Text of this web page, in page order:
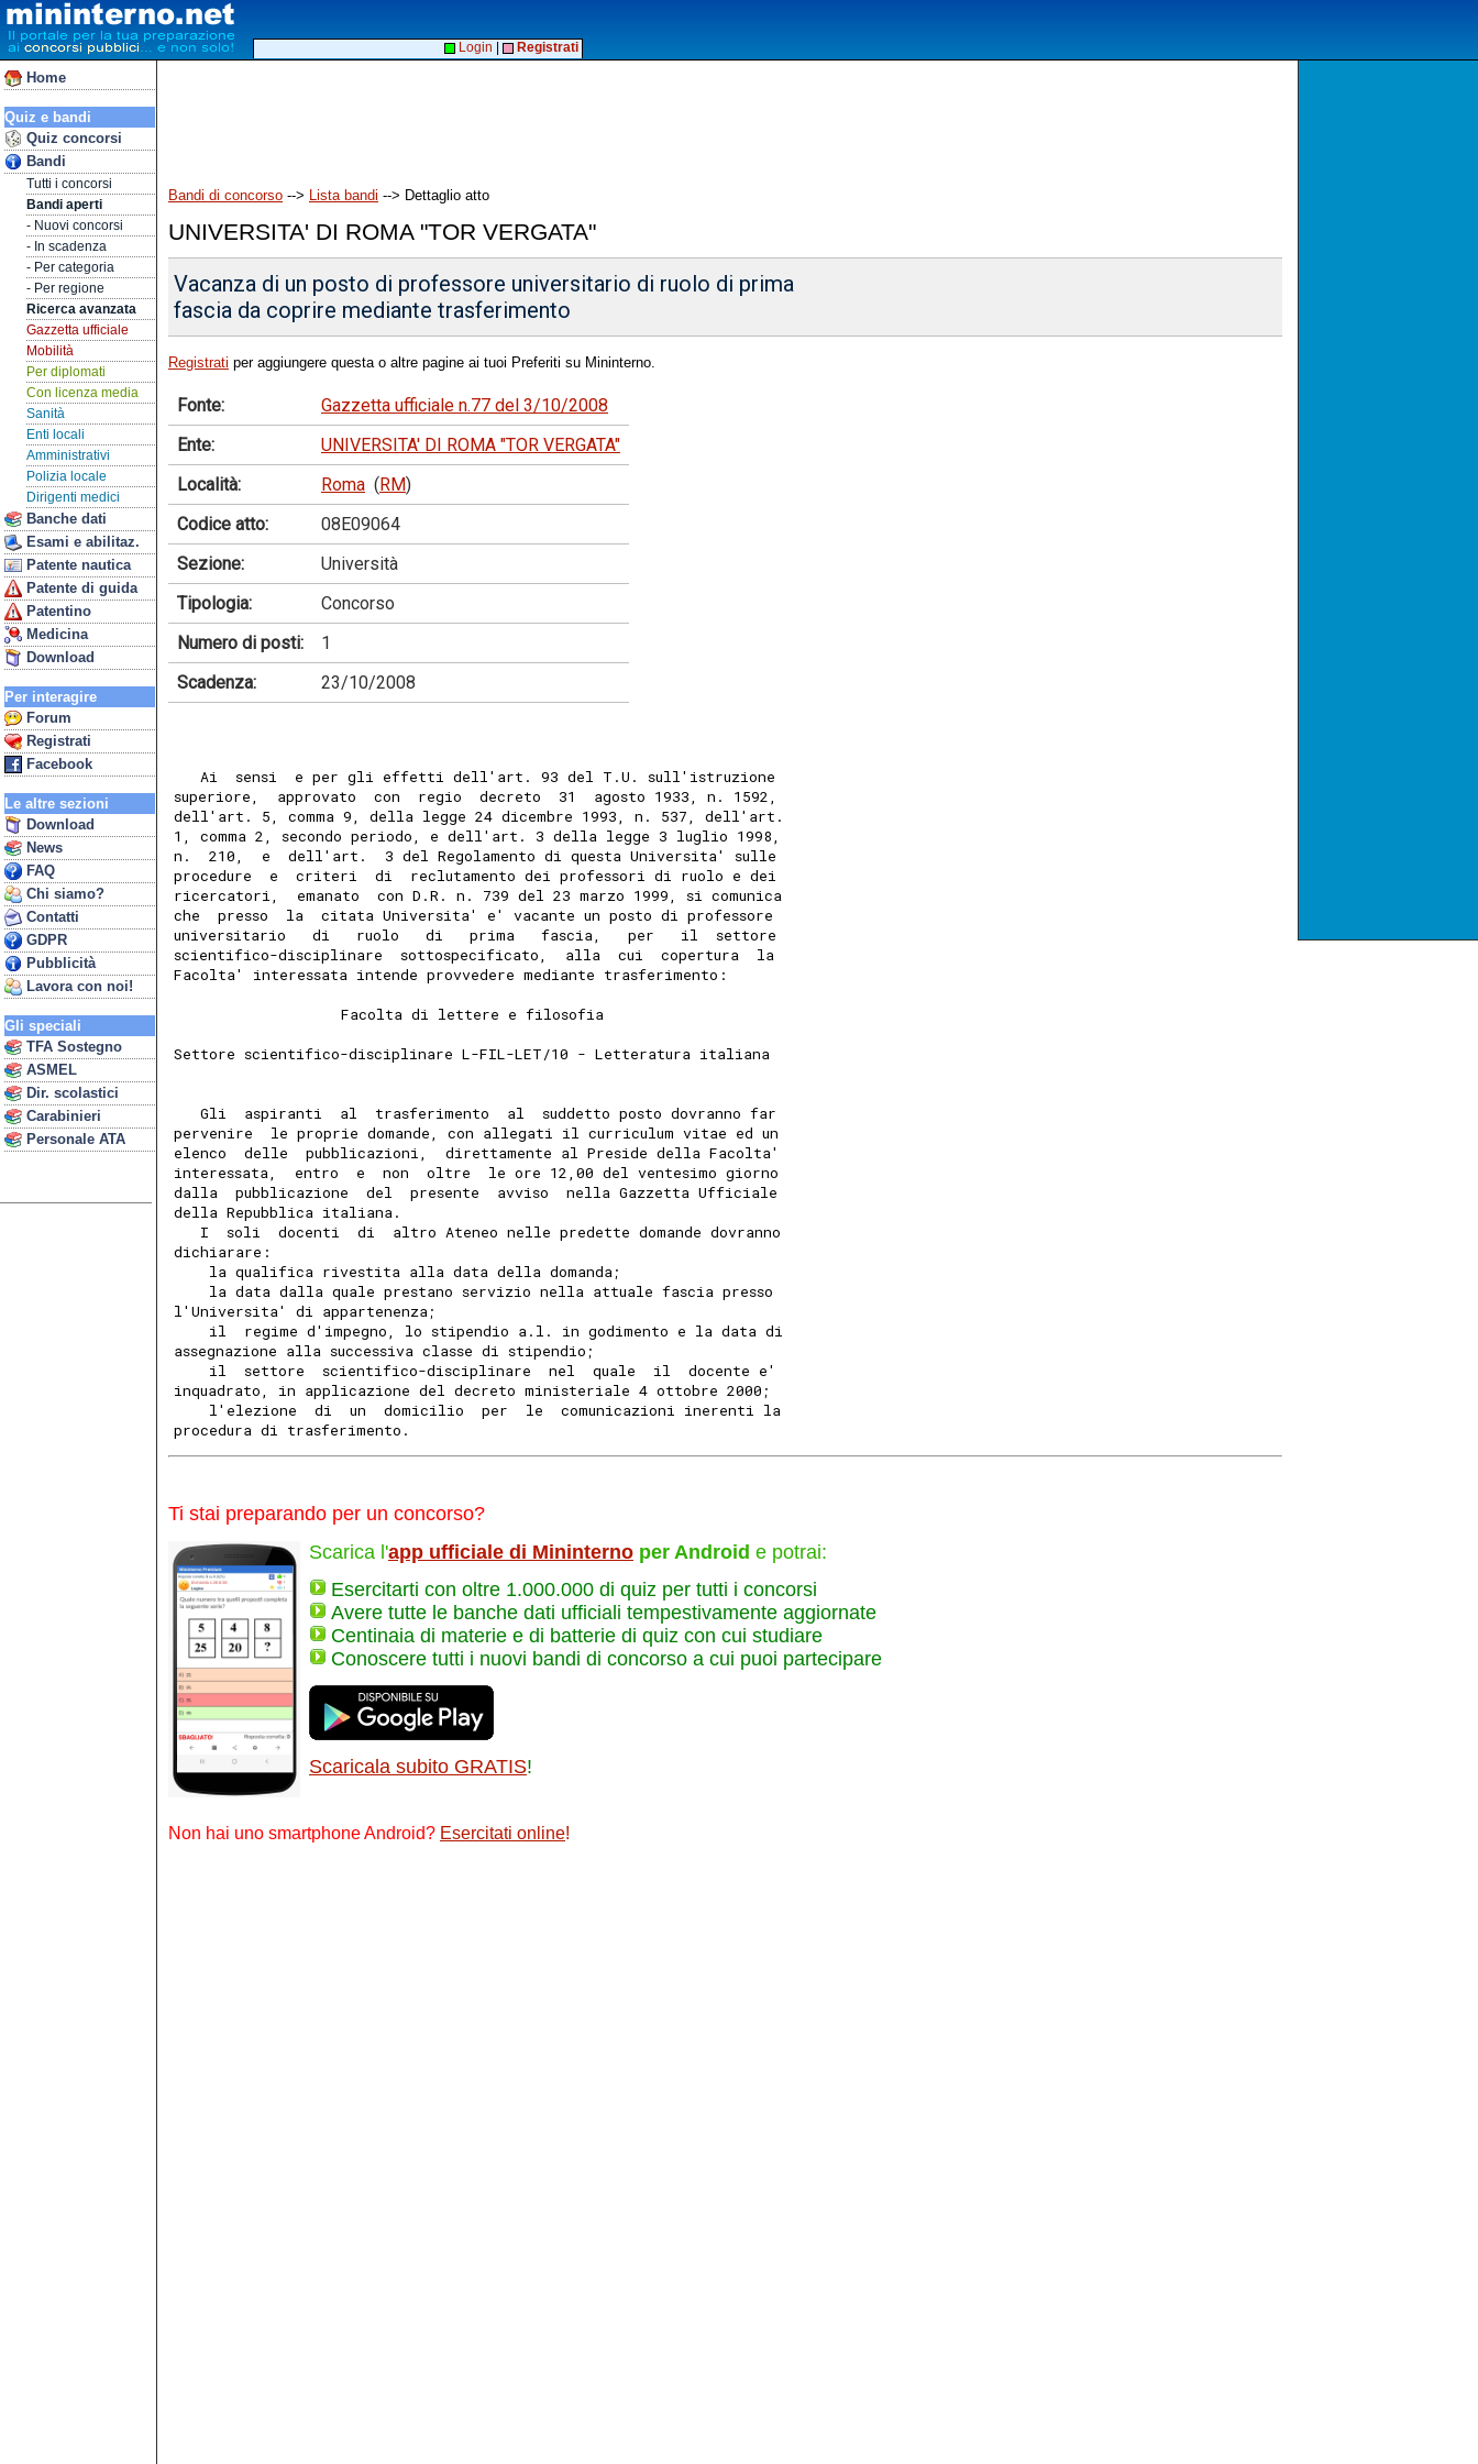
Home
Quiz e bandi
Quiz concorsi
Bandi
Tutti i concorsi
Bandi aperti
- Nuovi concorsi
- In scadenza
- Per categoria
- Per regione
Ricerca avanzata
Gazzetta ufficiale
Mobilità
Per diplomati
Con licenza media
Sanità
Enti locali
Amministrativi
Polizia locale
Dirigenti medici
Banche dati
Esami e abilitaz.
Patente nautica
Patente di guida
Patentino
Medicina
Download
Per interagire
Forum
Registrati
Facebook
Le altre sezioni
Download
News
FAQ
Chi siamo?
Contatti
GDPR
Pubblicità
Lavora con noi!
Gli speciali
TFA Sostegno
ASMEL
Dir. scolastici
Carabinieri
Personale ATA
Login Registrati
Bandi di concorso --> Lista bandi --> Dettaglio atto
UNIVERSITA' DI ROMA "TOR VERGATA"
Vacanza di un posto di professore universitario di ruolo di prima
fascia da coprire mediante trasferimento
Registrati per aggiungere questa o altre pagine ai tuoi Preferiti su Mininterno.
Fonte:
Gazzetta ufficiale n.77 del 3/10/2008
Ente:
UNIVERSITA' DI ROMA "TOR VERGATA"
Località:
Roma (RM)
Codice atto:
08E09064
Sezione:
Università
Tipologia:
Concorso
Numero di posti:
1
Scadenza:
23/10/2008
   Ai  sensi  e per gli effetti dell'art. 93 del T.U. sull'istruzione
superiore,  approvato  con  regio  decreto  31  agosto 1933, n. 1592,
dell'art. 5, comma 9, della legge 24 dicembre 1993, n. 537, dell'art.
1, comma 2, secondo periodo, e dell'art. 3 della legge 3 luglio 1998,
n.  210,  e  dell'art.  3 del Regolamento di questa Universita' sulle
procedure  e  criteri  di  reclutamento dei professori di ruolo e dei
ricercatori,  emanato  con D.R. n. 739 del 23 marzo 1999, si comunica
che  presso  la  citata Universita' e' vacante un posto di professore
universitario   di   ruolo   di   prima   fascia,   per   il  settore
scientifico-disciplinare  sottospecificato,  alla  cui  copertura  la
Facolta' interessata intende provvedere mediante trasferimento:
                   Facolta di lettere e filosofia
Settore scientifico-disciplinare L-FIL-LET/10 - Letteratura italiana
   Gli  aspiranti  al  trasferimento  al  suddetto posto dovranno far
pervenire  le proprie domande, con allegati il curriculum vitae ed un
elenco  delle  pubblicazioni,  direttamente al Preside della Facolta'
interessata,  entro  e  non  oltre  le ore 12,00 del ventesimo giorno
dalla  pubblicazione  del  presente  avviso  nella Gazzetta Ufficiale
della Repubblica italiana.
   I  soli  docenti  di  altro Ateneo nelle predette domande dovranno
dichiarare:
    la qualifica rivestita alla data della domanda;
    la data dalla quale prestano servizio nella attuale fascia presso
l'Universita' di appartenenza;
    il  regime d'impegno, lo stipendio a.l. in godimento e la data di
assegnazione alla successiva classe di stipendio;
    il  settore  scientifico-disciplinare  nel  quale  il  docente e'
inquadrato, in applicazione del decreto ministeriale 4 ottobre 2000;
    l'elezione  di  un  domicilio  per  le  comunicazioni inerenti la
procedura di trasferimento.
Ti stai preparando per un concorso?
Scarica l'app ufficiale di Mininterno per Android e potrai:
Esercitarti con oltre 1.000.000 di quiz per tutti i concorsi
Avere tutte le banche dati ufficiali tempestivamente aggiornate
Centinaia di materie e di batterie di quiz con cui studiare
Conoscere tutti i nuovi bandi di concorso a cui puoi partecipare
Scaricala subito GRATIS!
Non hai uno smartphone Android? Esercitati online!